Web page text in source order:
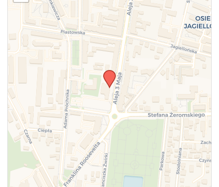
WYŚLIJ